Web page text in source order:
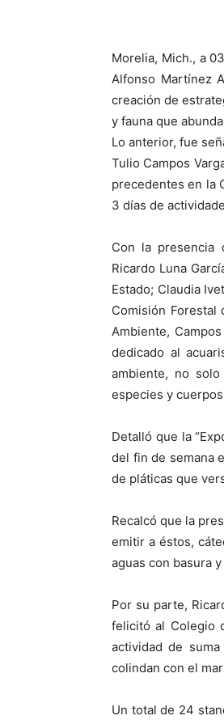
Morelia, Mich., a
Alfonso Martínez
creación de
y fauna que
Lo anterior, fue
Tulio Campos
precedentes en la
3 días de
Con la presencia
Ricardo Luna
Estado; Claudia
Comisión Forestal
Ambiente,
dedicado al
ambiente, no
especies y
Detalló que la
del fin de semana
de pláticas que
Recalcó que la
emitir a éstos,
aguas con basura
Por su parte,
felicitó al Colegio
actividad de
colindan con el
Un total de 24